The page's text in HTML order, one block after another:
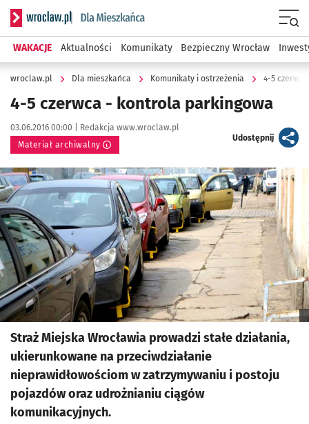
Serwis informacyjny wroclaw.pl podserwis: Dla mieszkańca
WAKACJE Aktualności Komunikaty Bezpieczny Wrocław
wroclaw.pl Dla mieszkańca Komunikaty i ostrzeżenia 4-5
4-5 czerwca - kontrola parkingowa
Data publikacji:
03.06.2016 00:00 | Autor:
Redakcja www.wroclaw.pl
Materiał archiwalny
Udostępnijartykuł
Kliknij, aby powiększyć
Straż Miejska Wrocławia prowadzi stałe działania,
ukierunkowane na przeciwdziałanie
nieprawidłowościom w zatrzymywaniu i postoju
pojazdów oraz udrożnianiu ciągów
komunikacyjnych.